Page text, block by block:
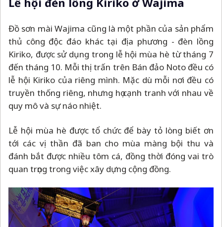
Đồ sơn mài Wajima cũng là một phần của sản phẩm
thủ công độc đáo khác tại địa phương - đèn lồng
Kiriko, được sử dụng trong lễ hội mùa hè từ tháng 7
đến tháng 10. Mỗi thị trấn trên Bán đảo Noto đều có
lễ hội Kiriko của riêng mình. Mặc dù mỗi nơi đều có
truyền thống riêng, nhưng họ cạnh tranh với nhau về
quy mô và sự náo nhiệt.
Lễ hội mùa hè được tổ chức để bày tỏ lòng biết ơn
tới các vị thần đã ban cho mùa màng bội thu và
đánh bắt được nhiều tôm cá, đồng thời đóng vai trò
quan trọng trong việc xây dựng cộng đồng.